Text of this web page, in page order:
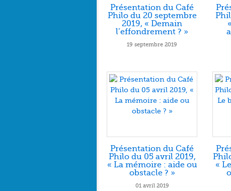
Présentation du Café
Philo du 20 septembre
2019, « Demain
l’effondrement ? »
19 septembre 2019
Présentation du Café
Philo du 05 avril 2019,
« La mémoire : aide ou
obstacle ? »
01 avril 2019
«